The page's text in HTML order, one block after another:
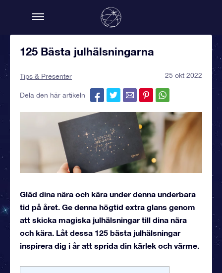
125 Bästa julhälsningarna
Tips & Presenter 25 okt 2022
Dela den här artikeln
Gläd dina nära och kära under denna underbara
tid på året. Ge denna högtid extra glans genom
att skicka magiska julhälsningar till dina nära
och kära. Låt dessa 125 bästa julhälsningar
inspirera dig i år att sprida din kärlek och värme.